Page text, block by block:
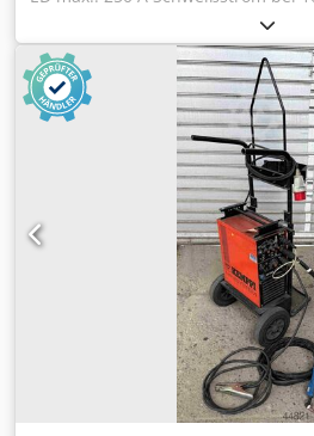
Schweißstrom stufenl. regelbar: 5
380 V Platzbedarf: 650 x 600 x
Gewicht: 55 kg Dksdpjwvggpsfx